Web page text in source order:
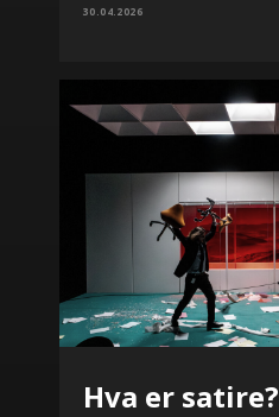
30.04.2026
Hva er satire?